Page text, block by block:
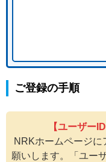
ご登録の手順
【ユーザー
NRKホームページ
願いします。「ユー